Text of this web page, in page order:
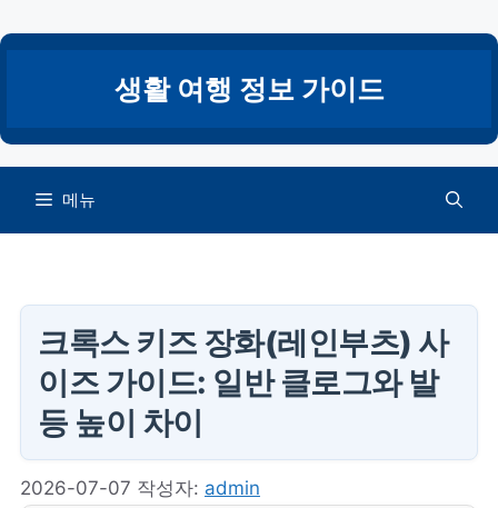
텐
건
너
생활 여행 정보 가이드
메뉴
크록스 키즈 장화(레인부츠) 사
이즈 가이드: 일반 클로그와 발
등 높이 차이
2026-07-07 작성자: admin